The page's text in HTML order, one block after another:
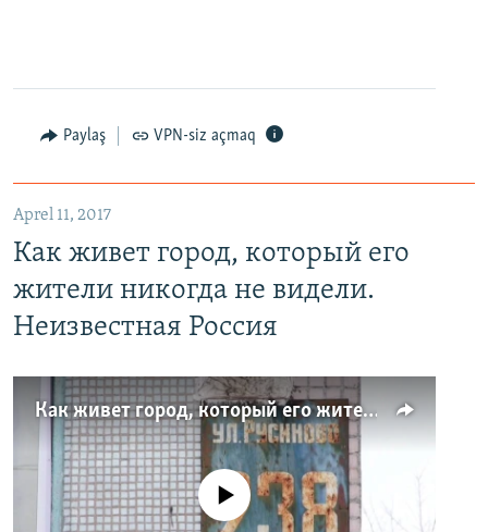
Paylaş VPN-siz açmaq
Aprel 11, 2017
Как живет город, который его
жители никогда не видели.
Неизвестная Россия
Как живет город, который его жители никогда не видели. Неизвестная Россия
No media source currently available